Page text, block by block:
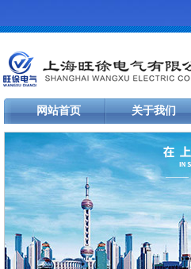
网站首页 关于我们